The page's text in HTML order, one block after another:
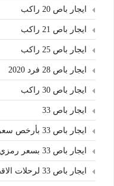
ايجار باص 20 راكب
ايجار باص 21 راكب
ايجار باص 25 راكب
ايجار باص 28 فرد 2020
ايجار باص 30 راكب
ايجار باص 33
ايجار باص 33 بأرخص سعر في مصر
ايجار باص 33 بسعر رمزي
ايجار باص 33 لرحلات الاقصر